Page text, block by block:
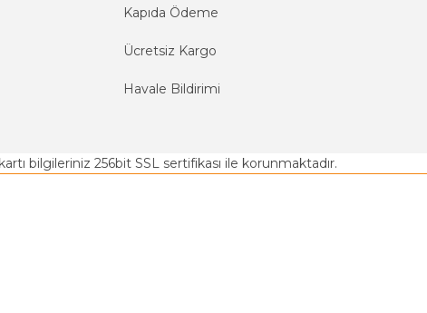
Kapıda Ödeme
Ücretsiz Kargo
Havale Bildirimi
bilgileriniz 256bit SSL sertifikası ile korunmaktadır.